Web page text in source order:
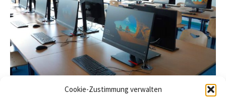
Cookie-Zustimmung verwalten
Rathaus: 39 Erhaltungs- und